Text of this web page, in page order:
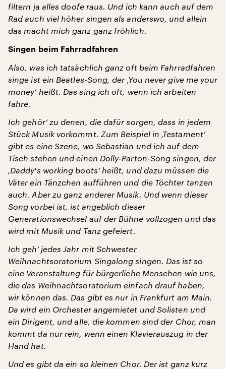
filtern ja alles doofe raus. Und ich kann auch auf dem
Rad auch viel höher singen als anderswo, und allein
das macht mich ganz ganz fröhlich.
Singen beim Fahrradfahren
Also, was ich tatsächlich ganz oft beim Fahrradfahren
singe ist ein Beatles-Song, der ‚You never give me your
money‘ heißt. Das sing ich oft, wenn ich arbeiten
fahre.
Ich gehör‘ zu denen, die dafür sorgen, dass in jedem
Stück Musik vorkommt. Zum Beispiel in ‚Testament‘
gibt es eine Szene, wo Sebastian und ich auf dem
Tisch stehen und einen Dolly-Parton-Song singen, der
‚Daddy's working boots‘ heißt, und dazu müssen die
Väter ein Tänzchen aufführen und die Töchter tanzen
auch. Aber zu ganz anderer Musik. Und wenn dieser
Song vorbei ist, ist angeblich dieser
Generationswechsel auf der Bühne vollzogen und das
wird mit Musik und Tanz gefeiert.
Ich geh‘ jedes Jahr mit Schwester
Weihnachtsoratorium Singalong singen. Das ist so
eine Veranstaltung für bürgerliche Menschen wie uns,
die das Weihnachtsoratorium einfach drauf haben,
wir können das. Das gibt es nur in Frankfurt am Main.
Da wird ein Orchester angemietet und Solisten und
ein Dirigent, und alle, die kommen sind der Chor, man
kommt da nur rein, wenn einen Klavierauszug in der
Hand hat.
Und es gibt da ein so kleinen Chor. Der ist ganz kurz